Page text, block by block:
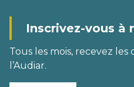
Inscrivez-vous à
Tous les mois, recevez
l’Audiar.